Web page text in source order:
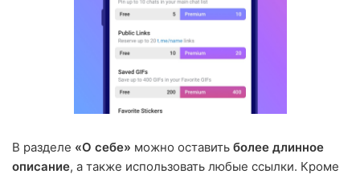
В разделе «О себе» можно оставить более длинное
описание, а также использовать любые ссылки. Кроме